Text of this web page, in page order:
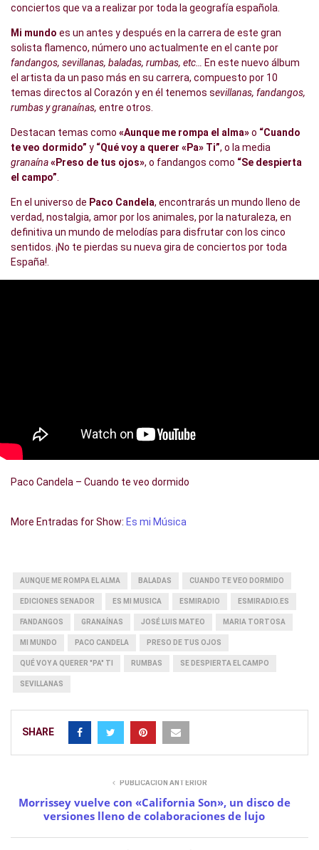
conciertos que va a realizar por toda la geografía española.
Mi mundo es un antes y después en la carrera de este gran
solista flamenco, número uno actualmente en el cante por
fandangos, sevillanas, baladas, rumbas, etc…
En este nuevo álbum
el artista da un paso más en su carrera, compuesto por 10
temas directos al Corazón y en él tenemos sevillanas, fandangos,
rumbas y granaínas, entre otros.
Destacan temas como «Aunque me rompa el alma»o “Cuando
te veo dormido” y “Qué voy a querer «Pa» Ti”, o la media
granaína«Preso de tus ojos», o fandangos como “Se despierta
el campo”
En el universo de Paco Candela, encontrarás un mundo lleno de
verdad, nostalgia, amor por los animales, por la naturaleza, en
definitiva un mundo de melodías para disfrutar con los cinco
sentidos. ¡No te pierdas su nueva gira de conciertos por toda
España!.
Paco Candela – Cuando te veo dormido
More Entradas for Show: Es mi Música
AUNQUE ME ROMPA EL ALMA BALADAS CUANDO TE VEO DORMIDO
EDICIONES SENADOR ES MI MUSICA ESMIRADIO ESMIRADIO.ES
FANDANGOS GRANAÍNAS JOSÉ LUIS MATEO MARIA TORTOSA
MI MUNDO PACO CANDELA PRESO DE TUS OJOS
QUÉ VOY A QUERER "PA" TI RUMBAS SE DESPIERTA EL CAMPO
SEVILLANAS
SHARE
PUBLICACIÓN ANTERIOR
Morrissey vuelve con «California Son», un disco de
versiones lleno de colaboraciones de lujo